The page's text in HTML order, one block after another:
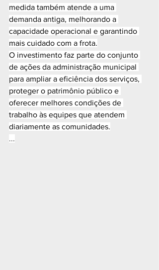
medida também atende a uma
demanda antiga, melhorando a
capacidade operacional e garantindo
mais cuidado com a frota.
O investimento faz parte do conjunto
de ações da administração municipal
para ampliar a eficiência dos serviços,
proteger o patrimônio público e
oferecer melhores condições de
trabalho às equipes que atendem
diariamente as comunidades.
...